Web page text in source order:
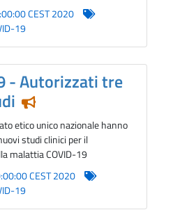
CEST 2020
19
- Autorizzati tre
Notizia in evidenza
etico unico nazionale hanno
studi clinici per il
malattia COVID-19
CEST 2020
19